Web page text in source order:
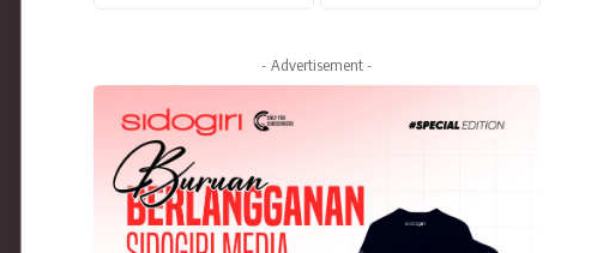
- Advertisement -